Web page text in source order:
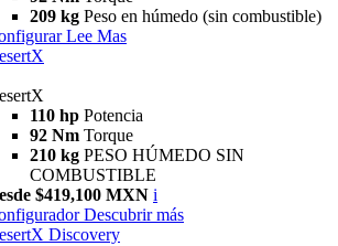
209 kg Peso en húmedo (sin combustible)
Lee Mas
110 hp Potencia
92 Nm Torque
210 kg PESO HÚMEDO SIN
COMBUSTIBLE
$419,100 MXN i
Descubrir más
Discovery